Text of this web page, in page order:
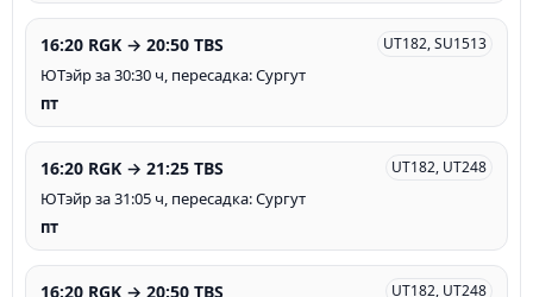
16:20 RGK → 20:50 TBS UT182, SU1513
ЮТэйр за 30:30 ч, пересадка: Сургут
пт
16:20 RGK → 21:25 TBS UT182, UT248
ЮТэйр за 31:05 ч, пересадка: Сургут
пт
16:20 RGK → 20:50 TBS UT182, UT248